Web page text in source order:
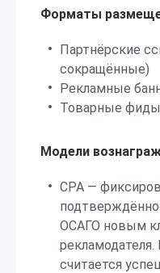
Форматы
Партнёрские
сокращённые)
Рекламные
Товарные фиды
Модели
CPA —
ОСАГО новым
считается